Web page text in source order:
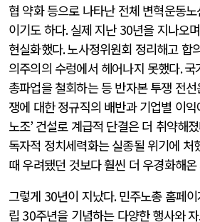
협 약화 등으로 나타난 전체 변혁운동
이기도 하다.실제 지난 30년을 지나오
현실화했다.노사정위원회 정리해고 합
의주의의 수렁에서 헤어나지 못했다.국
총파업을 철회하는 등 반자본 투쟁 전
쟁에 대한 정규직의 배반과 기업별 이
노조’ 건설로 계급적 단결은 더 취약해
독자적 정치세력화는 실종될 위기에 처
때 우려됐던 것보다 훨씬 더 우경화해
그렇게 30년이 지났다.민주노총 홈페
립 30주년을 기념하는 다양한 행사와